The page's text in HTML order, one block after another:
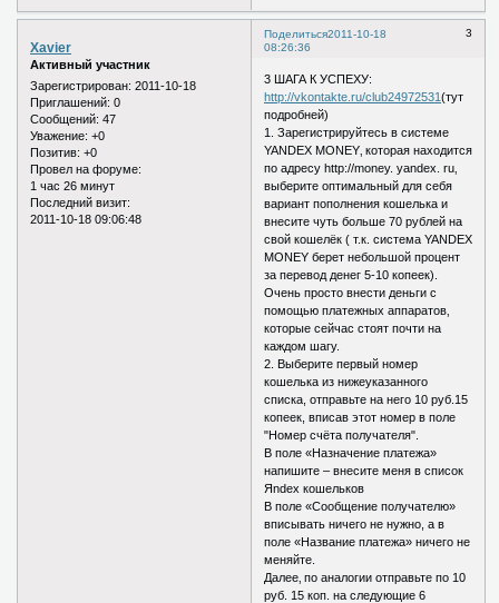
Поделиться 3
2011-10-18
08:26:36
Xavier
Активный участник
Зарегистрирован: 2011-10-18
Приглашений: 0
Сообщений: 47
Уважение: +0
Позитив: +0
Провел на форуме:
1 час 26 минут
Последний визит:
2011-10-18 09:06:48
3 ШАГА К УСПЕХУ:
http://vkontakte.ru/club24972531(тут
подробней)
1. Зарегистрируйтесь в системе
YANDEX MONEY‚ которая находится
по адресу http://money. yandex. ru‚
выберите оптимальный для себя
вариант пополнения кошелька и
внесите чуть больше 70 рублей на
свой кошелёк ( т.к. система YANDEX
MONEY берет небольшой процент
за перевод денег 5-10 копеек).
Очень просто внести деньги с
помощью платежных аппаратов‚
которые сейчас стоят почти на
каждом шагу.
2. Выберите первый номер
кошелька из нижеуказанного
списка, отправьте на него 10 руб.15
копеек, вписав этот номер в поле
"Номер счёта получателя".
В поле «Назначение платежа»
напишите – внесите меня в список
Яndex кошельков
В поле «Сообщение получателю»
вписывать ничего не нужно, а в
поле «Название платежа» ничего не
меняйте.
Далее‚ по аналогии отправьте по 10
руб. 15 коп. на следующие 6